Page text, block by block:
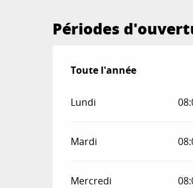
Périodes
Toute l'année
Toute l'année
Lundi
Mardi
Mercredi